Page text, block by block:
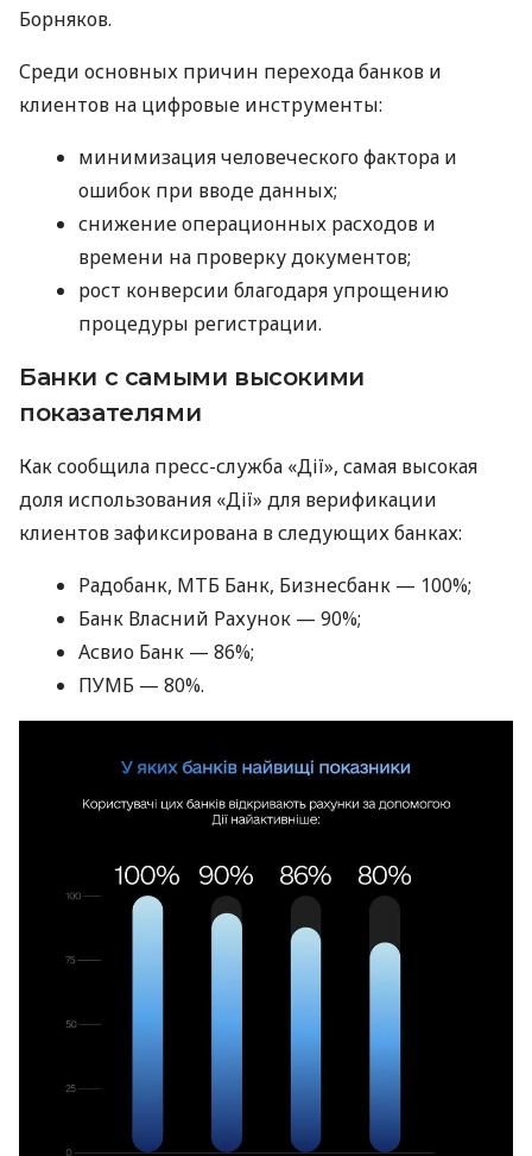
Борняков.
Среди основных причин перехода банков и
клиентов на цифровые инструменты:
минимизация человеческого фактора и
ошибок при вводе данных;
снижение операционных расходов и
времени на проверку документов;
рост конверсии благодаря упрощению
процедуры регистрации.
Банки с самыми высокими
показателями
Как сообщила пресс-служба «Дії», самая высокая
доля использования «Дії» для верификации
клиентов зафиксирована в следующих банках:
Радобанк, МТБ Банк, Бизнесбанк — 100%;
Банк Власний Рахунок — 90%;
Асвио Банк — 86%;
ПУМБ — 80%.